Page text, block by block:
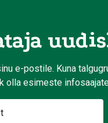
e-postile. Kuna
olla esimeste